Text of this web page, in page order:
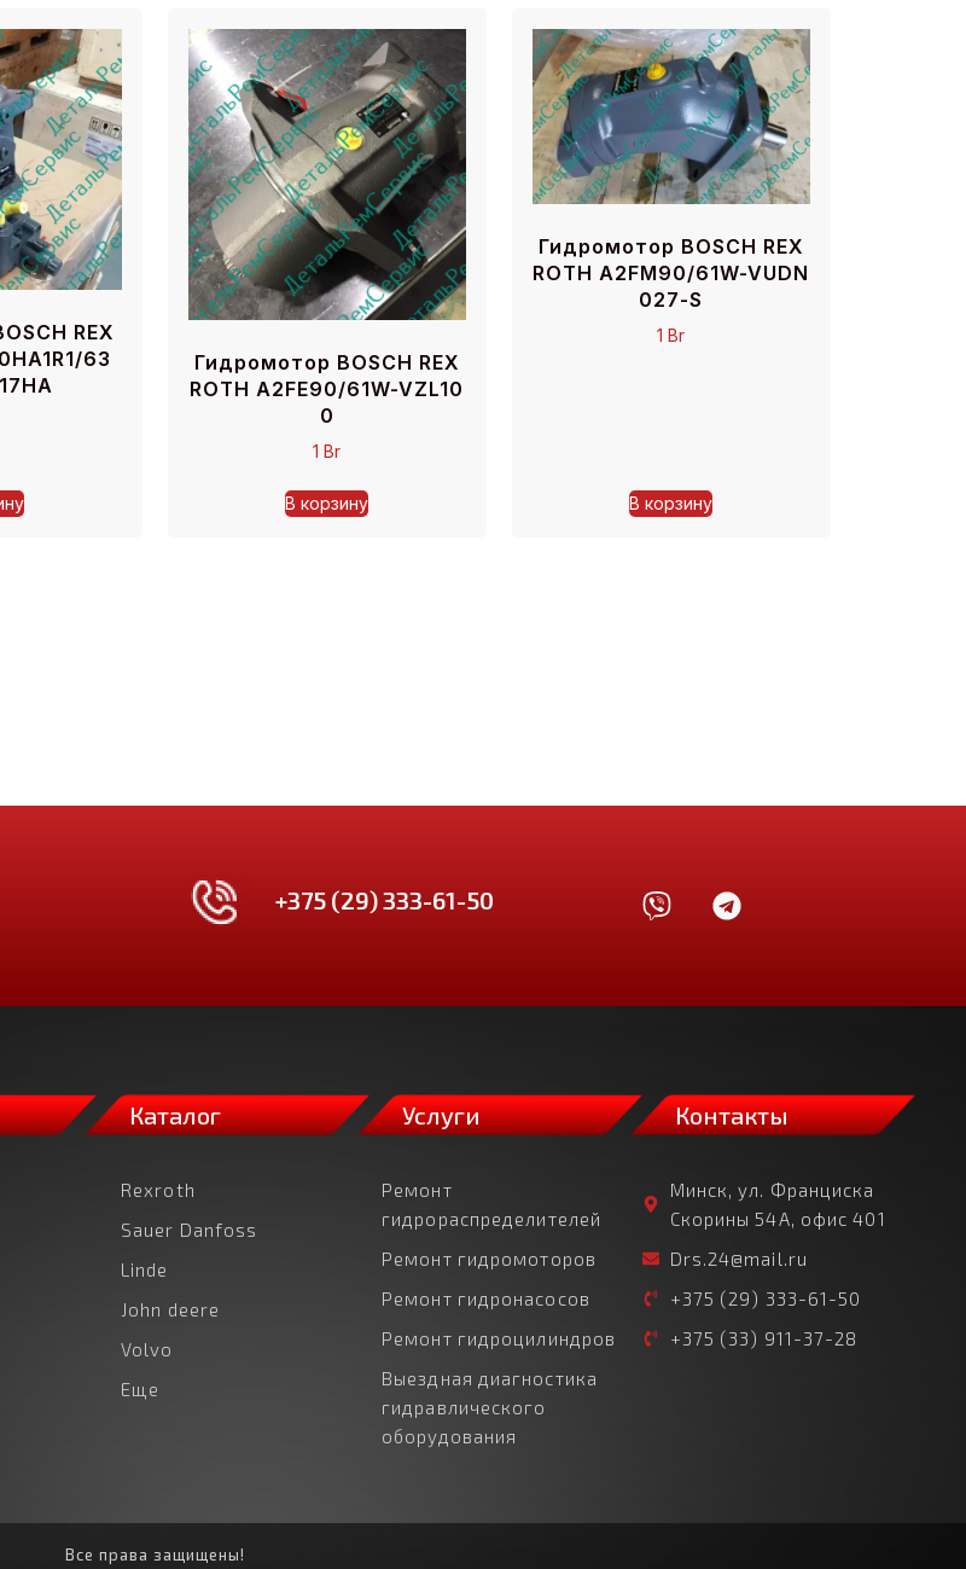
REX
63
Гидромотор BOSCH REX
ROTH A2FE90/61W-VZL10
0
1Br
В корзину
Гидромотор BOSCH REX
ROTH A2FM90/61W-VUDN
027-S
1Br
В корзину
+375 (29) 333-61-50
Каталог
Rexroth
Sauer Danfoss
Linde
John deere
Volvo
Еще
Услуги
Ремонт
гидрораспределителей
Ремонт гидромоторов
Ремонт гидронасосов
Ремонт гидроцилиндров
Выездная диагностика
гидравлического
оборудования
Контакты
Минск, ул. Франциска
Скорины 54А, офис 401
Drs.24@mail.ru
+375 (29) 333-61-50
+375 (33) 911-37-28
Все права защищены!